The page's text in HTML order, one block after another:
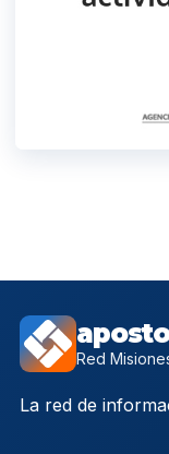
Red
La red de